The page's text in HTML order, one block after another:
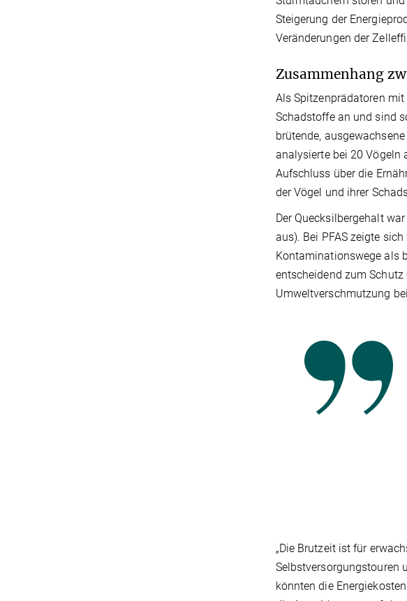
Steigerung der
Veränderungen der
Zusammenhang
Als Spitzenprädatoren
Schadstoffe an und sind
brütende,
analysierte bei 20 Vögeln
Aufschluss über die
der Vögel und ihrer
Der Quecksilbergehalt
aus). Bei PFAS zeigte
Kontaminationswege als
entscheidend zum
Umweltverschmutzung
„Die Brutzeit ist für
Selbstversorgungstouren
könnten die